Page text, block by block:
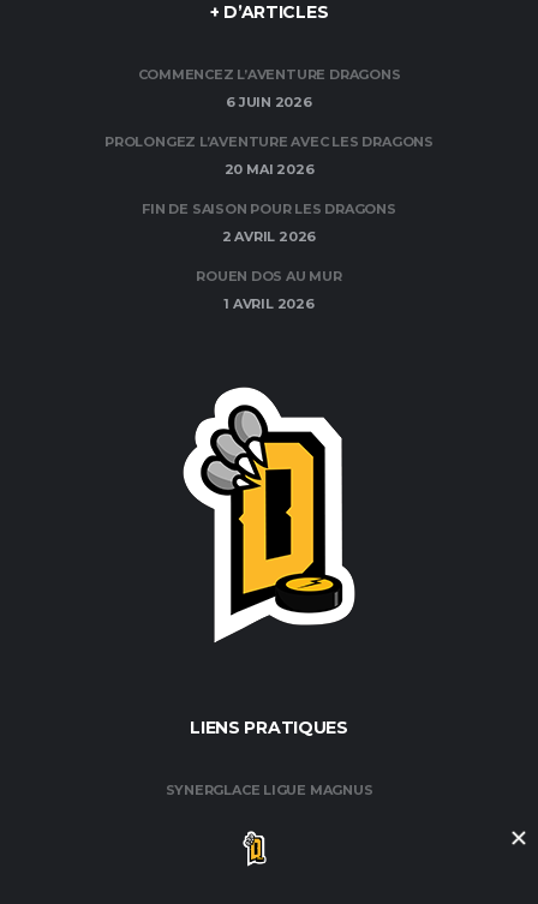
+ D’ARTICLES
COMMENCEZ L’AVENTURE DRAGONS
6 JUIN 2026
PROLONGEZ L’AVENTURE AVEC LES DRAGONS
20 MAI 2026
FIN DE SAISON POUR LES DRAGONS
2 AVRIL 2026
ROUEN DOS AU MUR
1 AVRIL 2026
LIENS PRATIQUES
SYNERGLACE LIGUE MAGNUS
FÉDÉRATION FRANÇAISE DE HOCKEY / GLACE
CLUB DE HOCKEY AMATEUR DE ROUEN